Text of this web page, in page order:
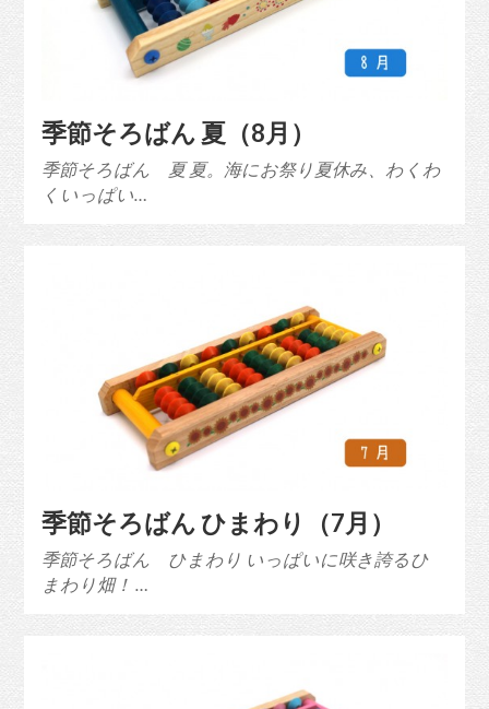
季節そろばん 夏（8月）
季節そろばん 夏 夏。海にお祭り夏休み、わくわ
くいっぱい…
季節そろばん ひまわり（7月）
季節そろばん ひまわり いっぱいに咲き誇るひ
まわり畑！ …